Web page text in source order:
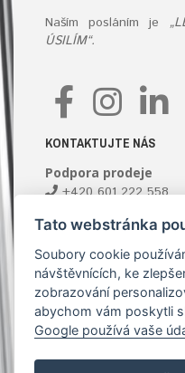
Naším posláním je
ÚSILÍM“.
KONTAKTUJTE NÁS
Podpora prodeje
+420 601 222 558
Tato webstránka
Soubory cookie
návštěvnících, ke
zobrazování
abychom vám poskytli
Google používá vaše